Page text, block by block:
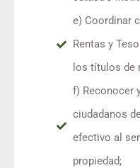
e) Coordinar
Rentas y
los títulos de
f) Reconocer
ciudadanos
efectivo al
propiedad;